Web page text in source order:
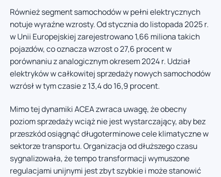
Również segment samochodów w pełni elektrycznych
notuje wyraźne wzrosty. Od stycznia do listopada 2025 r.
w Unii Europejskiej zarejestrowano 1,66 miliona takich
pojazdów, co oznacza wzrost o 27,6 procent w
porównaniu z analogicznym okresem 2024 r. Udział
elektryków w całkowitej sprzedaży nowych samochodów
wzrósł w tym czasie z 13,4 do 16,9 procent.
Mimo tej dynamiki ACEA zwraca uwagę, że obecny
poziom sprzedaży wciąż nie jest wystarczający, aby bez
przeszkód osiągnąć długoterminowe cele klimatyczne w
sektorze transportu. Organizacja od dłuższego czasu
sygnalizowała, że tempo transformacji wymuszone
regulacjami unijnymi jest zbyt szybkie i może stanowić